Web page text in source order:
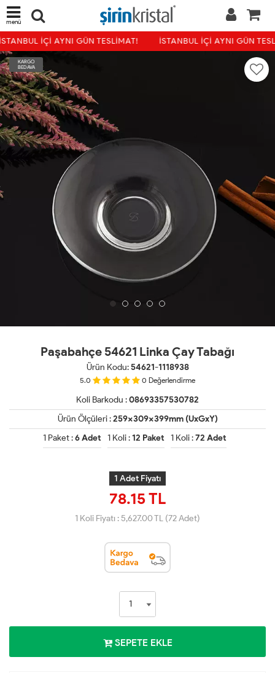
menü
İÇİ AYNI GÜN TESLİMAT! İSTANBUL İÇİ AYNI GÜN
KARGO
BEDAVA
Paşabahçe 54621 Linka Çay Tabağı
Ürün Kodu:54621-1118938
5.0 0 Değerlendirme
Koli Barkodu :08693357530782
Ürün Ölçüleri :259x309x399mm (UxGxY)
1 Paket :6 Adet 1 Koli :12 Paket 1 Koli :72 Adet
1 Adet Fiyatı
78.15 TL
1 Koli Fiyatı :5,627.00TL (72 Adet)
SEPETE EKLE